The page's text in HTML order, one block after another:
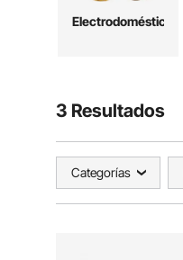
Electrodomésticos
3 Resultados
Categorías